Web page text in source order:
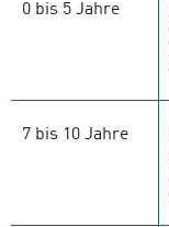
0 bis 5 Jahre
7 bis 10 Jahre